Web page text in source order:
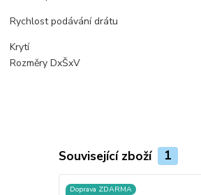
Rychlost podávání drátu
Krytí
Rozměry DxŠxV
Související zboží 1
Doprava ZDARMA